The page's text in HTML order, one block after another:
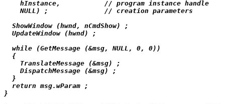
    hInstance,           // program instance handle
    NULL) ;              // creation parameters
  ShowWindow (hwnd, nCmdShow) ;
  UpdateWindow (hwnd) ;
  while (GetMessage (&msg, NULL, 0, 0))
  {
    TranslateMessage (&msg) ;
    DispatchMessage (&msg) ;
  }
  return msg.wParam ;
}